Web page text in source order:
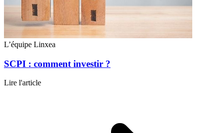
L’équipe Linxea
SCPI : comment investir ?
Lire l'article